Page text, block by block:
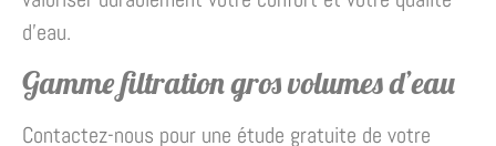
d’eau.
Gamme filtration gros volumes d’eau
Contactez-nous pour une étude gratuite de votre